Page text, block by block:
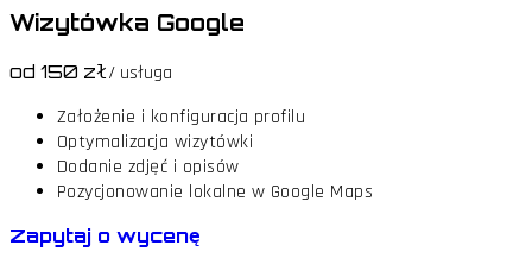
Wizytówka Google
od 150 zł/ usługa
Założenie i konfiguracja profilu
Optymalizacja wizytówki
Dodanie zdjęć i opisów
Pozycjonowanie lokalne w Google Maps
Zapytaj o wycenę